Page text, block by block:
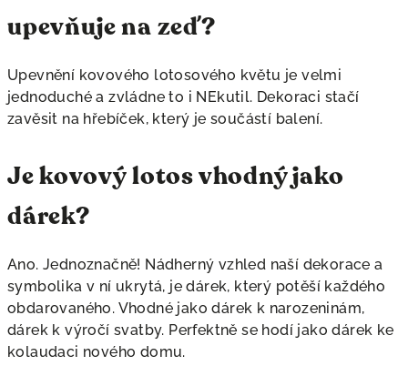
upevňuje na zeď?
Upevnění kovového lotosového květu je velmi
jednoduché a zvládne to i NEkutil. Dekoraci stačí
zavěsit na hřebíček, který je součástí balení.
Je kovový lotos vhodný jako
dárek?
Ano. Jednoznačně! Nádherný vzhled naší dekorace a
symbolika v ní ukrytá, je dárek, který potěší každého
obdarovaného. Vhodné jako dárek k narozeninám,
dárek k výročí svatby. Perfektně se hodí jako dárek ke
kolaudaci nového domu.